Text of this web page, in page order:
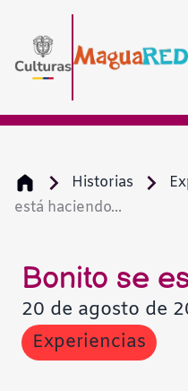
Historias
está haciendo...
Bonito se
20 de agosto de
Experiencias